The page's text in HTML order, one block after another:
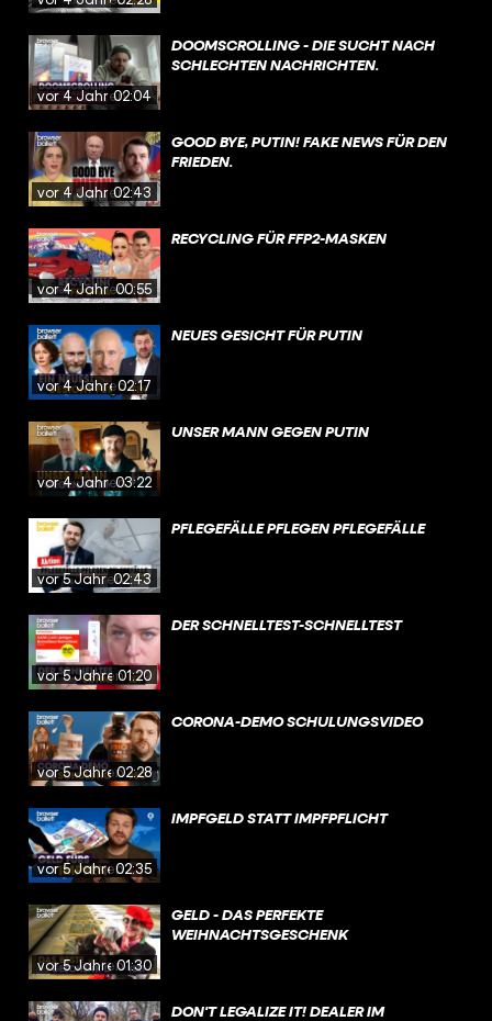
vor 4 Jahren02:04
DOOMSCROLLING - DIE SUCHT NACH
SCHLECHTEN NACHRICHTEN.
vor 4 Jahren02:43
GOOD BYE, PUTIN! FAKE NEWS FÜR DEN
FRIEDEN.
vor 4 Jahren00:55
RECYCLING FÜR FFP2-MASKEN
vor 4 Jahren02:17
NEUES GESICHT FÜR PUTIN
vor 4 Jahren03:22
UNSER MANN GEGEN PUTIN
vor 5 Jahren02:43
PFLEGEFÄLLE PFLEGEN PFLEGEFÄLLE
vor 5 Jahren01:20
DER SCHNELLTEST-SCHNELLTEST
vor 5 Jahren02:28
CORONA-DEMO SCHULUNGSVIDEO
vor 5 Jahren02:35
IMPFGELD STATT IMPFPFLICHT
vor 5 Jahren01:30
GELD - DAS PERFEKTE
WEIHNACHTSGESCHENK
DON'T LEGALIZE IT! DEALER IM